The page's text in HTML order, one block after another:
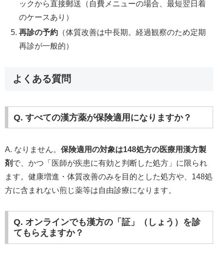
ックから直接郵送（自費メニューの場合、最短翌日着
のケースあり）
再診の予約 （体質改善は中長期。経過観察のため定期
再診が一般的）
よくある質問
Q. すべての漢方薬が保険適用になりますか？
A. なりません。 保険適用の対象は148処方の医療用漢方製
剤 で、かつ「医師が疾患に有効と判断した処方」に限られ
ます。健康増進・体質改善のみを目的とした処方や、148処
方に含まれない煎じ薬等は自由診療になります。
Q. オンラインでも漢方の「証」（しょう）を診
てもらえますか？